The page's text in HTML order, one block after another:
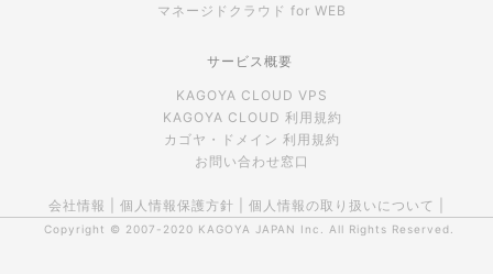
マネージドクラウド for WEB
サービス概要
KAGOYA CLOUD VPS
KAGOYA CLOUD 利用規約
カゴヤ・ドメイン 利用規約
お問い合わせ窓口
会社情報 個人情報保護方針 個人情報の取り扱いについて
Copyright © 2007-2020 KAGOYA JAPAN Inc. All Rights Reserved.